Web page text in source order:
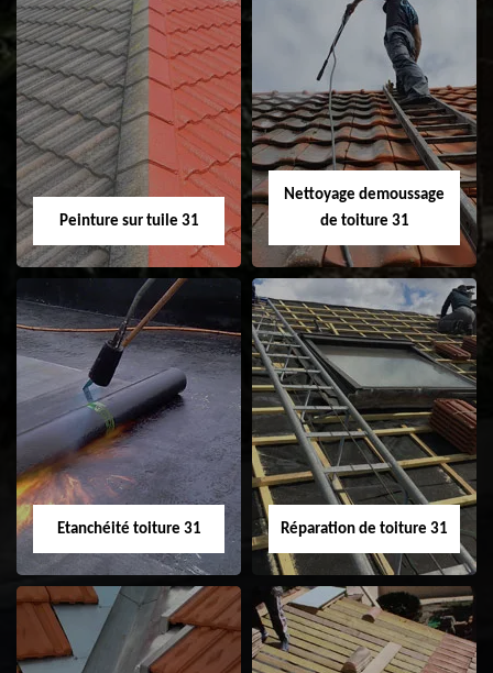
Nettoyage et
ravalement de
façade 31
Isolation toiture 31
Peinture sur tuile 31
Peinture sur tuile
31
Nettoyage demoussage
de toiture 31
Nettoyage
demoussage de
toiture 31
Etanchéité toiture 31 Réparation de toiture 31